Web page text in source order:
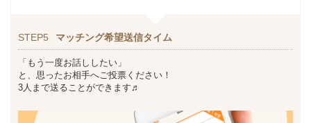
STEP5 マッチング希望送信タイム
「もう一度お話ししたい」
と、思ったお相手へご投票ください！
3人まで送ることができます♬